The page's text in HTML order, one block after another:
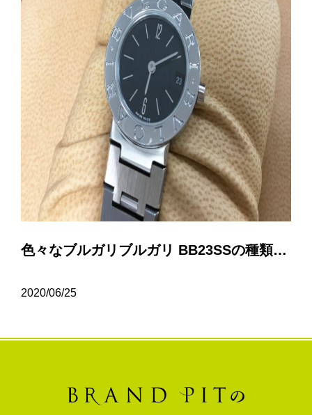
色々なブルガリブルガリ BB23SSの種類について…
2020/06/25